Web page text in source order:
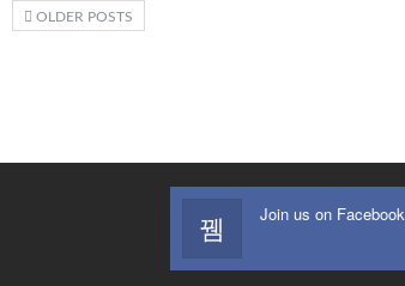
OLDER POSTS
Join us on Facebook